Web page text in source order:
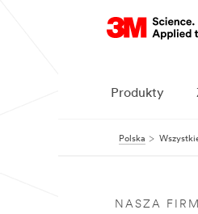
Produkty
Polska
NASZA